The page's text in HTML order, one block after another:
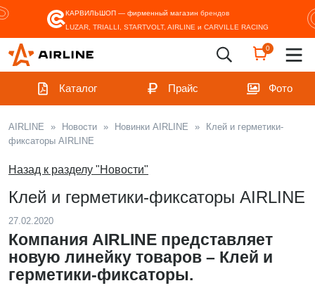
КАРВИЛЬШОП — фирменный магазин брендов
LUZAR, TRIALLI, STARTVOLT, AIRLINE и CARVILLE RACING
0
Каталог Прайс Фото
AIRLINE » Новости » Новинки AIRLINE »
Клей и герметики-
фиксаторы AIRLINE
Назад к разделу "Новости"
Клей и герметики-фиксаторы AIRLINE
27.02.2020
Компания AIRLINE представляет
новую линейку товаров – Клей и
герметики-фиксаторы.